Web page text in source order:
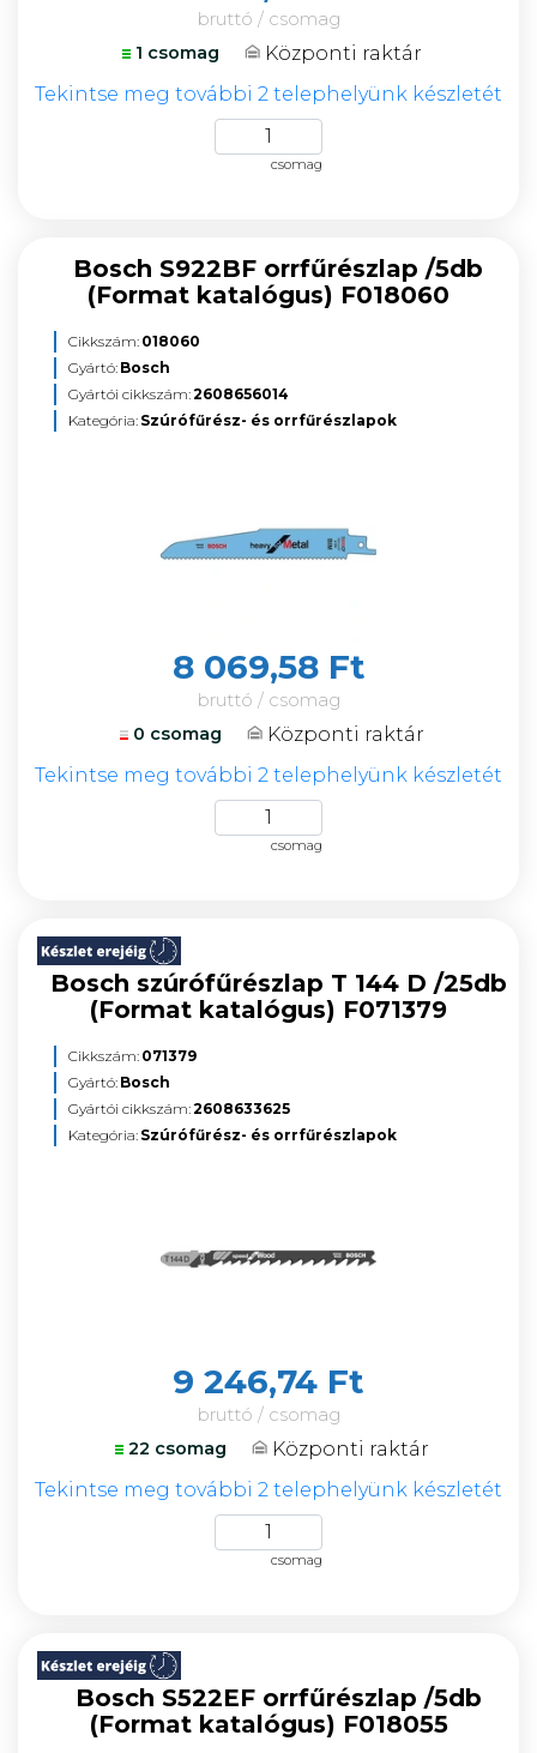
bruttó / csomag
1 csomag
Központi raktár
Tekintse meg további 2 telephelyünk készletét
csomag
Bosch S922BF orrfűrészlap /5db
(Format katalógus) F018060
Cikkszám: 018060
Gyártó: Bosch
Gyártói cikkszám:2608656014
Kategória: Szúrófűrész- és orrfűrészlapok
8 069,58 Ft
bruttó / csomag
0 csomag
Központi raktár
Tekintse meg további 2 telephelyünk készletét
csomag
Bosch szúrófűrészlap T 144 D /25db
(Format katalógus) F071379
Cikkszám: 071379
Gyártó: Bosch
Gyártói cikkszám:2608633625
Kategória: Szúrófűrész- és orrfűrészlapok
9 246,74 Ft
bruttó / csomag
22 csomag
Központi raktár
Tekintse meg további 2 telephelyünk készletét
csomag
Bosch S522EF orrfűrészlap /5db
(Format katalógus) F018055